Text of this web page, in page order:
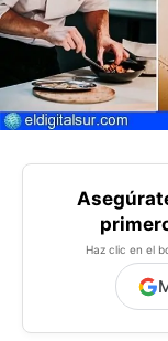
Haz clic en el